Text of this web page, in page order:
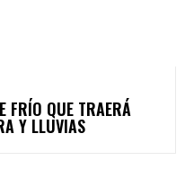
FRÍO QUE TRAERÁ
Y LLUVIAS